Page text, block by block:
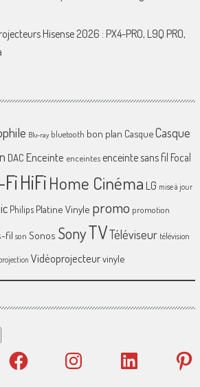
Hisense 2026 : PX4-PRO, L9Q PRO,
Blu-ray bluetooth bon plan CasqueCasque
DAC Enceinte enceintes enceinte sans fil Focal
HiFiHome Cinéma LG mise à jour
Philips Platine Vinyle promo promotion
fil son Sonos SonyTVTéléviseur télévision
Vidéoprojecteurvinyle
Facebook Instagram LinkedIn